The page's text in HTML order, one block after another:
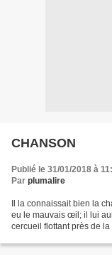
CHANSON
Publié le 31/01/2018 à
Par plumalire
Il la connaissait bien la
eu le mauvais œil; il lui
cercueil flottant près de